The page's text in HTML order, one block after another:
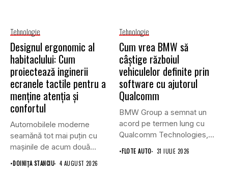
Tehnologie
Designul ergonomic al
habitaclului: Cum
proiectează inginerii
ecranele tactile pentru a
menține atenția și
confortul
Automobilele moderne
seamănă tot mai puțin cu
mașinile de acum două
decenii....
•DOINIŢA STANCIU 4 AUGUST 2026
Tehnologie
Cum vrea BMW să
câștige războiul
vehiculelor definite prin
software cu ajutorul
Qualcomm
BMW Group a semnat un
acord pe termen lung cu
Qualcomm Technologies,...
•FLOTE AUTO 31 IULIE 2026